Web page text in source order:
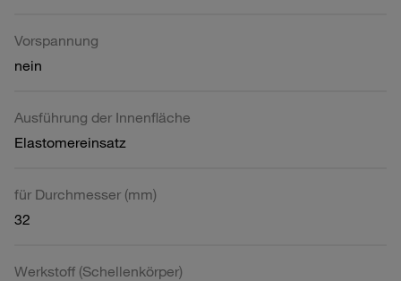
Vorspannung
nein
Ausführung der Innenfläche
Elastomereinsatz
für Durchmesser (mm)
32
Werkstoff (Schellenkörper)